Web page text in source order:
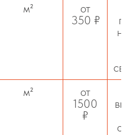
м²
от
350 ₽
м²
от
1500
₽